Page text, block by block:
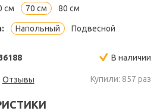
см 70 см 80 см
Напольный Подвесной
В наличии
Отзывы Купили: 857 раз